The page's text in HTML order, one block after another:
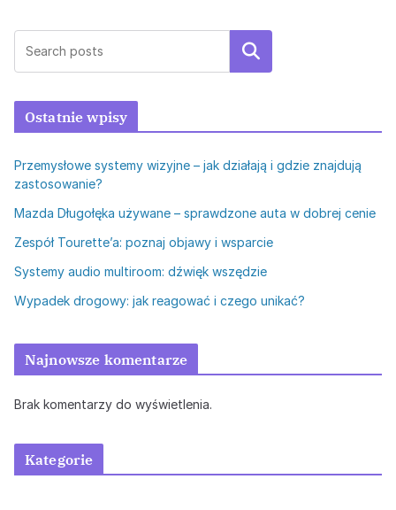
Szukaj
Ostatnie wpisy
Przemysłowe systemy wizyjne – jak działają i gdzie znajdują
zastosowanie?
Mazda Długołęka używane – sprawdzone auta w dobrej cenie
Zespół Tourette’a: poznaj objawy i wsparcie
Systemy audio multiroom: dźwięk wszędzie
Wypadek drogowy: jak reagować i czego unikać?
Najnowsze komentarze
Brak komentarzy do wyświetlenia.
Kategorie